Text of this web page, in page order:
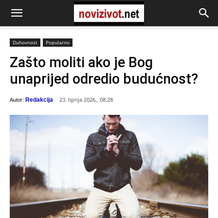
Duhovnost Popularno
Zašto moliti ako je Bog
unaprijed odredio budućnost?
Autor: Redakcija 23. lipnja 2026., 08:28